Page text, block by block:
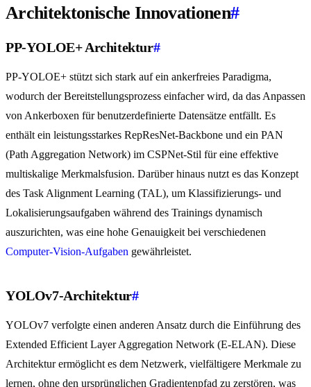
Architektonische Innovationen#
PP-YOLOE+ Architektur#
PP-YOLOE+ stützt sich stark auf ein ankerfreies Paradigma,
wodurch der Bereitstellungsprozess einfacher wird, da das Anpassen
von Ankerboxen für benutzerdefinierte Datensätze entfällt. Es
enthält ein leistungsstarkes RepResNet-Backbone und ein PAN
(Path Aggregation Network) im CSPNet-Stil für eine effektive
multiskalige Merkmalsfusion. Darüber hinaus nutzt es das Konzept
des Task Alignment Learning (TAL), um Klassifizierungs- und
Lokalisierungsaufgaben während des Trainings dynamisch
auszurichten, was eine hohe Genauigkeit bei verschiedenen
Computer-Vision-Aufgaben gewährleistet.
YOLOv7-Architektur#
YOLOv7 verfolgte einen anderen Ansatz durch die Einführung des
Extended Efficient Layer Aggregation Network (E-ELAN). Diese
Architektur ermöglicht es dem Netzwerk, vielfältigere Merkmale zu
lernen, ohne den ursprünglichen Gradientenpfad zu zerstören, was